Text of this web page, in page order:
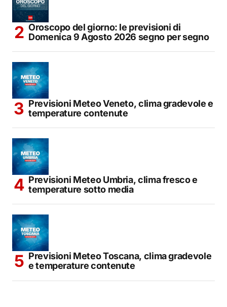
Oroscopo del giorno: le previsioni di
Domenica 9 Agosto 2026 segno per segno
Previsioni Meteo Veneto, clima gradevole e
temperature contenute
Previsioni Meteo Umbria, clima fresco e
temperature sotto media
Previsioni Meteo Toscana, clima gradevole
e temperature contenute